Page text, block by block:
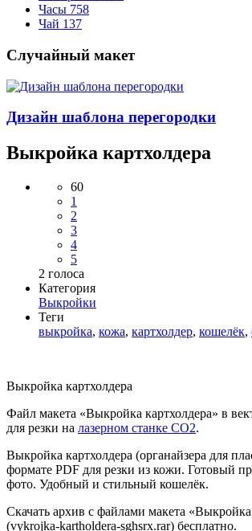
Часы 758
Чай 137
Случайный макет
Дизайн шаблона перегородки
Выкройка картхолдера
60
1
2
3
4
5
2 голоса
Категория
Выкройки
Теги
выкройка, кожа, картхолдер, кошелёк,
Выкройка картхолдера
Файл макета «Выкройка картхолдера» в
для резки на лазерном станке СО2.
Выкройка картхолдера (органайзера для
формате PDF для резки из кожи. Готовый
фото. Удобный и стильный кошелёк.
Скачать архив с файлами макета «Выкройка
(vykrojka-kartholdera-sghsrx.rar) бесплатно.